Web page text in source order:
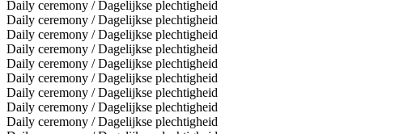
Daily ceremony / Dagelijkse plechtigheid
Daily ceremony / Dagelijkse plechtigheid
Daily ceremony / Dagelijkse plechtigheid
Daily ceremony / Dagelijkse plechtigheid
Daily ceremony / Dagelijkse plechtigheid
Daily ceremony / Dagelijkse plechtigheid
Daily ceremony / Dagelijkse plechtigheid
Daily ceremony / Dagelijkse plechtigheid
Daily ceremony / Dagelijkse plechtigheid